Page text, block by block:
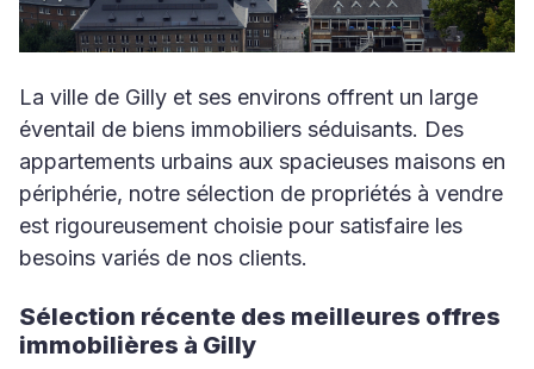
La ville de Gilly et ses environs offrent un large
éventail de biens immobiliers séduisants. Des
appartements urbains aux spacieuses maisons en
périphérie, notre sélection de propriétés à vendre
est rigoureusement choisie pour satisfaire les
besoins variés de nos clients.
Sélection récente des meilleures offres
immobilières à Gilly